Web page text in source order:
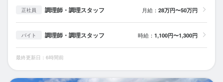
正社員 調理師・調理スタッフ 月給： 28万円〜50万円
バイト 調理師・調理スタッフ 時給： 1,100円〜1,300円
最終更新日：6時間前